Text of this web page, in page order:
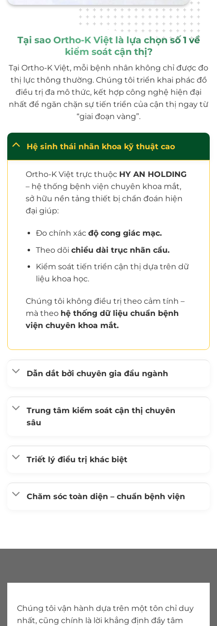
Tại sao Ortho-K Việt là lựa chọn số 1 về
kiểm soát cận thị?
Tại Ortho-K Việt, mỗi bệnh nhân không chỉ được đo
thị lực thông thường. Chúng tôi triển khai phác đồ
điều trị đa mô thức, kết hợp công nghệ hiện đại
nhất để ngăn chặn sự tiến triển của cận thị ngay từ
“giai đoạn vàng”.
Hệ sinh thái nhãn khoa kỹ thuật cao
Ortho-K Việt trực thuộc HY AN HOLDING
– hệ thống bệnh viện chuyên khoa mắt,
sở hữu nền tảng thiết bị chẩn đoán hiện
đại giúp:
Đo chính xác độ cong giác mạc.
Theo dõi chiều dài trục nhãn cầu.
Kiểm soát tiến triển cận thị dựa trên dữ
liệu khoa học.
Chúng tôi không điều trị theo cảm tính –
mà theo hệ thống dữ liệu chuẩn bệnh
viện chuyên khoa mắt.
Dẫn dắt bởi chuyên gia đầu ngành
Trung tâm kiểm soát cận thị chuyên
sâu
Triết lý điều trị khác biệt
Chăm sóc toàn diện – chuẩn bệnh viện
Chúng tôi vận hành dựa trên một tôn chỉ duy
nhất, cũng chính là lời khẳng định đầy tâm